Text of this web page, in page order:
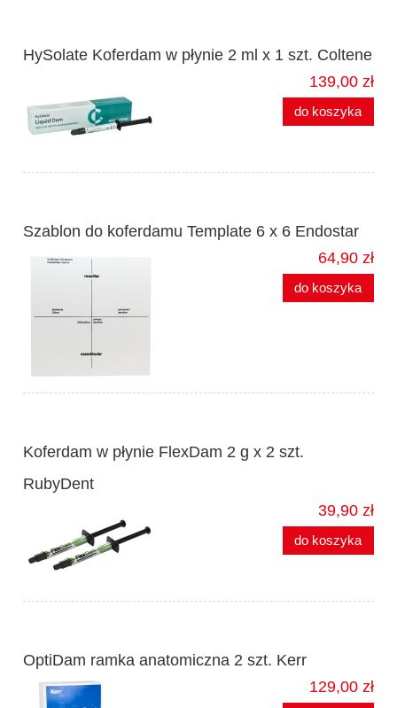
HySolate Koferdam w płynie 2 ml x 1 szt. Coltene
139,00 zł
do koszyka
Szablon do koferdamu Template 6 x 6 Endostar
64,90 zł
do koszyka
Koferdam w płynie FlexDam 2 g x 2 szt.
RubyDent
39,90 zł
do koszyka
OptiDam ramka anatomiczna 2 szt. Kerr
129,00 zł